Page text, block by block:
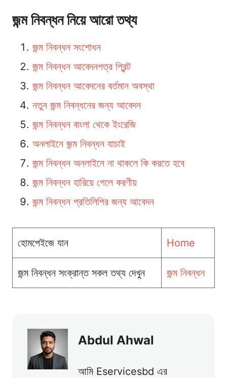
জন্ম নিবন্ধন নিয়ে আরো তথ্য
জন্ম নিবন্ধন সংশোধন
জন্ম নিবন্ধন আবেদনপত্র প্রিন্ট
জন্ম নিবন্ধন আবেদনের বর্তমান অবস্থা
নতুন জন্ম নিবন্ধনের জন্য আবেদন
জন্ম নিবন্ধন বাংলা থেকে ইংরেজি
অনলাইনে জন্ম নিবন্ধন যাচাই
জন্ম নিবন্ধন অনলাইনে না থাকলে কি করতে হবে
জন্ম নিবন্ধন হারিয়ে গেলে করণীয়
জন্ম নিবন্ধন প্রতিলিপির জন্য আবেদন
হোমপেইজে যান Home
জন্ম নিবন্ধন সংক্রান্ত সকল তথ্য দেখুন জন্ম নিবন্ধন
Abdul Ahwal
আমি Eservicesbd এর